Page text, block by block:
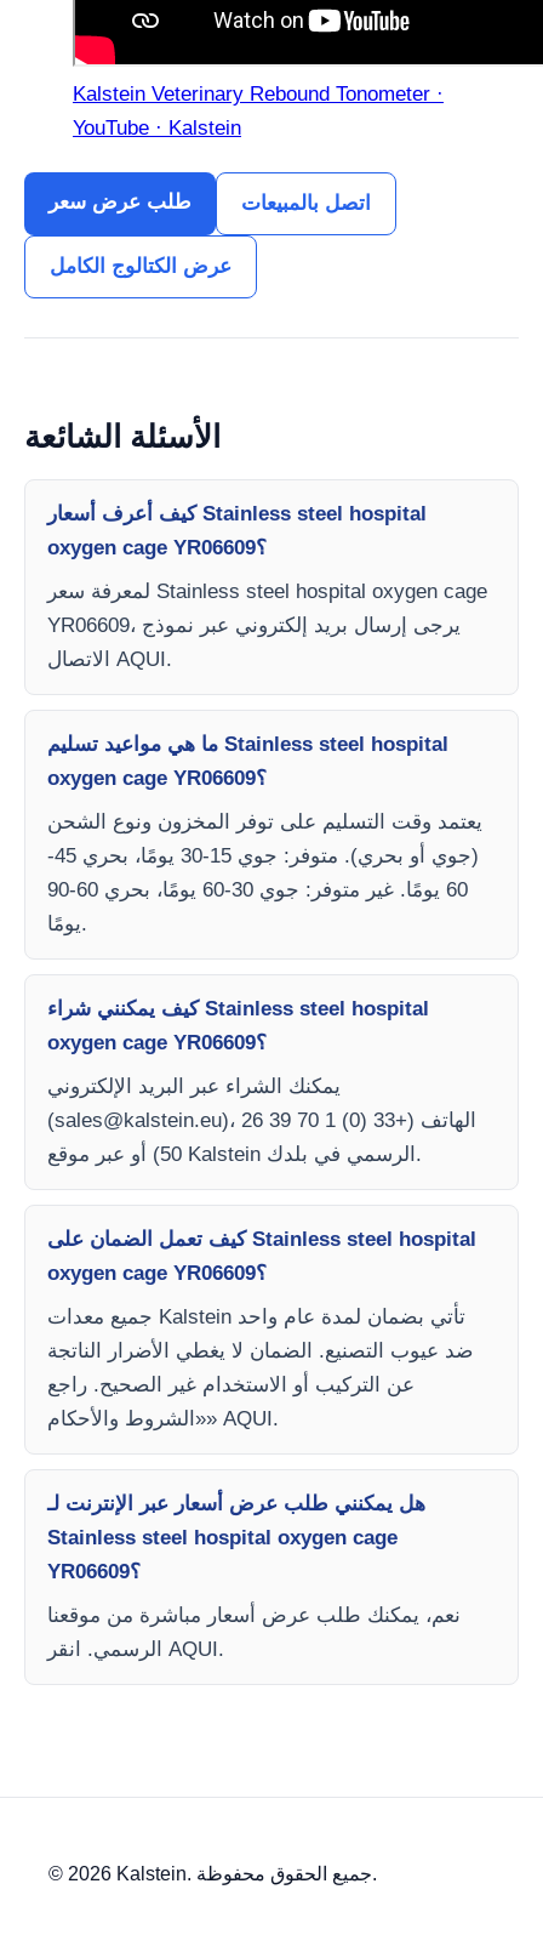
Kalstein Veterinary Rebound Tonometer ·
YouTube · Kalstein
طلب عرض سعر اتصل بالمبيعات
عرض الكتالوج الكامل
الأسئلة الشائعة
كيف أعرف أسعار Stainless steel hospital
oxygen cage YR06609؟
لمعرفة سعر Stainless steel hospital oxygen cage
YR06609، يرجى إرسال بريد إلكتروني عبر نموذج
الاتصال AQUI.
ما هي مواعيد تسليم Stainless steel hospital
oxygen cage YR06609؟
يعتمد وقت التسليم على توفر المخزون ونوع الشحن
(جوي أو بحري). متوفر: جوي 15-30 يومًا، بحري 45-
60 يومًا. غير متوفر: جوي 30-60 يومًا، بحري 60-90
يومًا.
كيف يمكنني شراء Stainless steel hospital
oxygen cage YR06609؟
يمكنك الشراء عبر البريد الإلكتروني
(sales@kalstein.eu)، الهاتف (+33 (0) 1 70 39 26
50) أو عبر موقع Kalstein الرسمي في بلدك.
كيف تعمل الضمان على Stainless steel hospital
oxygen cage YR06609؟
جميع معدات Kalstein تأتي بضمان لمدة عام واحد
ضد عيوب التصنيع. الضمان لا يغطي الأضرار الناتجة
عن التركيب أو الاستخدام غير الصحيح. راجع
«الشروط والأحكام» AQUI.
هل يمكنني طلب عرض أسعار عبر الإنترنت لـ
Stainless steel hospital oxygen cage
YR06609؟
نعم، يمكنك طلب عرض أسعار مباشرة من موقعنا
الرسمي. انقر AQUI.
© 2026 Kalstein. جميع الحقوق محفوظة.